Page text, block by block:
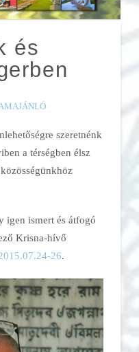
és
szeretnénk
a térségben élsz
igen ismert és átfogó
Krisna-hívő
26.